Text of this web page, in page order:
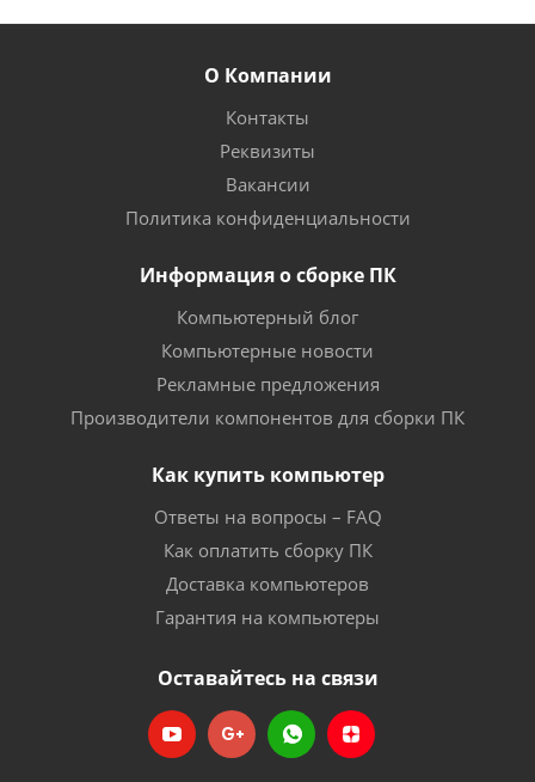
О Компании
Контакты
Реквизиты
Вакансии
Политика конфиденциальности
Информация о сборке ПК
Компьютерный блог
Компьютерные новости
Рекламные предложения
Производители компонентов для сборки ПК
Как купить компьютер
Ответы на вопросы – FAQ
Как оплатить сборку ПК
Доставка компьютеров
Гарантия на компьютеры
Оставайтесь на связи